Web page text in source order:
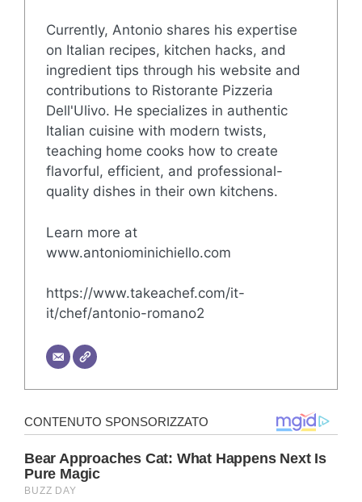
Currently, Antonio shares his expertise
on Italian recipes, kitchen hacks, and
ingredient tips through his website and
contributions to Ristorante Pizzeria
Dell'Ulivo. He specializes in authentic
Italian cuisine with modern twists,
teaching home cooks how to create
flavorful, efficient, and professional-
quality dishes in their own kitchens.
Learn more at
www.antoniominichiello.com
https://www.takeachef.com/it-
it/chef/antonio-romano2